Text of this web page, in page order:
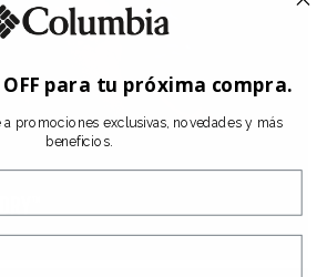
para tu próxima compra.
a promociones exclusivas, novedades y más
beneficios.